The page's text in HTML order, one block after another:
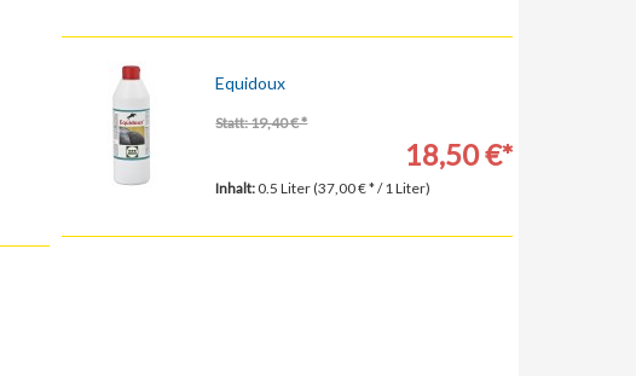
Equidoux
Statt: 19,40 € *
18,50 €*
Inhalt: 0.5 Liter (37,00 € * / 1 Liter)